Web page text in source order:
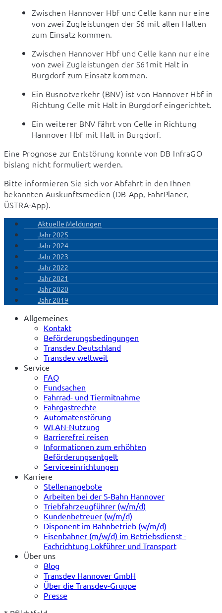
Zwischen Hannover Hbf und Celle kann nur eine
von zwei Zugleistungen der S6 mit allen Halten
zum Einsatz kommen.
Zwischen Hannover Hbf und Celle kann nur eine
von zwei Zugleistungen der S61mit Halt in
Burgdorf zum Einsatz kommen.
Ein Busnotverkehr (BNV) ist von Hannover Hbf in
Richtung Celle mit Halt in Burgdorf eingerichtet.
Ein weiterer BNV fährt von Celle in Richtung
Hannover Hbf mit Halt in Burgdorf.
Eine Prognose zur Entstörung konnte von DB InfraGO
bislang nicht formuliert werden.
Bitte informieren Sie sich vor Abfahrt in den Ihnen
bekannten Auskunftsmedien (DB-App, FahrPlaner,
ÜSTRA-App).
Aktuelle Meldungen
Jahr 2025
Jahr 2024
Jahr 2023
Jahr 2022
Jahr 2021
Jahr 2020
Jahr 2019
Allgemeines
Kontakt
Beförderungsbedingungen
Transdev Deutschland
Transdev weltweit
Service
FAQ
Fundsachen
Fahrrad- und Tiermitnahme
Fahrgastrechte
Automatenstörung
WLAN-Nutzung
Barrierefrei reisen
Informationen zum erhöhten
Beförderungsentgelt
Serviceeinrichtungen
Karriere
Stellenangebote
Arbeiten bei der S-Bahn Hannover
Triebfahrzeugführer (w/m/d)
Kundenbetreuer (w/m/d)
Disponent im Bahnbetrieb (w/m/d)
Eisenbahner (m/w/d) im Betriebsdienst -
Fachrichtung Lokführer und Transport
Über uns
Blog
Transdev Hannover GmbH
Über die Transdev-Gruppe
Presse